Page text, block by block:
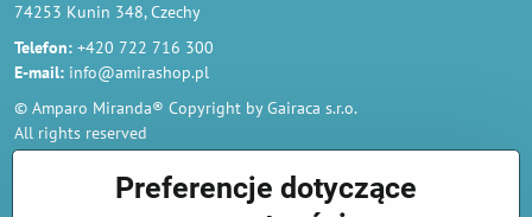
74253 Kunin 348, Czechy
Telefon: +420 722 716 300
E-mail: info@amirashop.pl
© Amparo Miranda® Copyright by Gairaca s.r.o.
All rights reserved
ZamówieniaPreferencje dotyczące